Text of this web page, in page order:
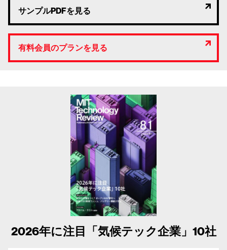
サンプルPDFを見る
有料会員のプランを見る
2026年に注目「気候テック企業」10社